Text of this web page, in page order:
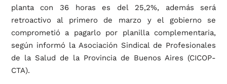
planta con 36 horas es del 25,2%, además será
retroactivo al primero de marzo y el gobierno se
comprometió a pagarlo por planilla complementaria,
según informó la Asociación Sindical de Profesionales
de la Salud de la Provincia de Buenos Aires (CICOP-
CTA).